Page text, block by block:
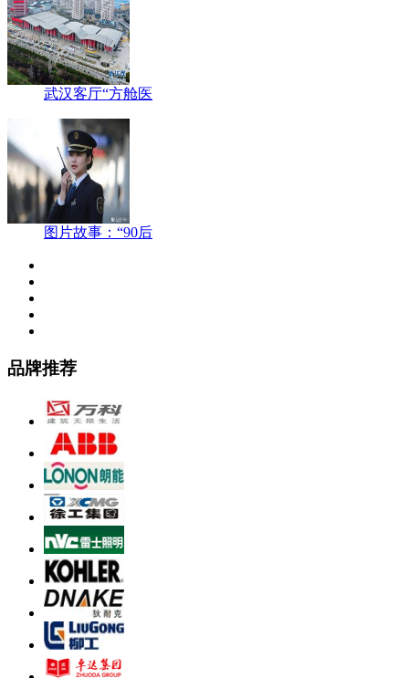
武汉客厅“方舱医
图片故事：“90后
品牌推荐